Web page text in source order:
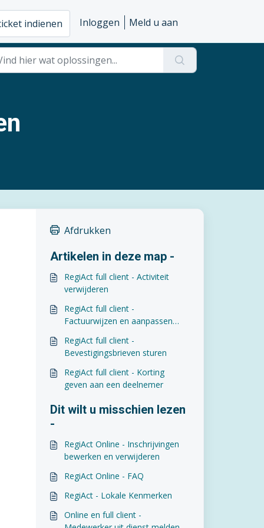
indienen Inloggen Meld u aan
Afdrukken
Artikelen in deze map -
RegiAct full client - Activiteit
verwijderen
RegiAct full client -
Factuurwijzen en aanpassen
RegiAct full client -
Bevestigingsbrieven sturen
RegiAct full client - Korting
geven aan een deelnemer
Dit wilt u misschien lezen
-
RegiAct Online - Inschrijvingen
bewerken en verwijderen
RegiAct Online - FAQ
RegiAct - Lokale Kenmerken
Online en full client -